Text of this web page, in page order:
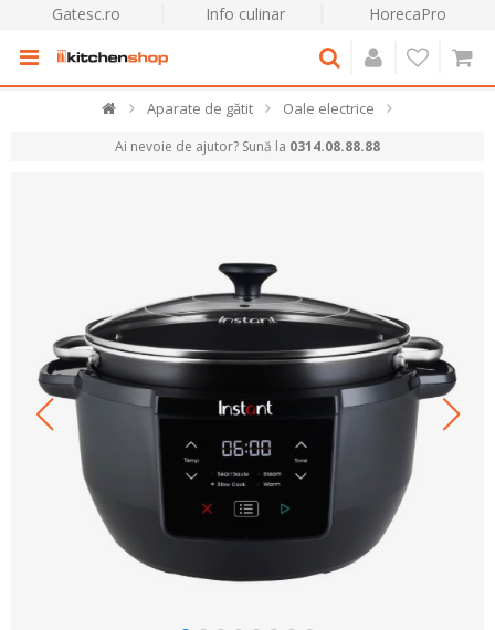
Gatesc.ro Info culinar HorecaPro
Aparate de gătit Oale electrice
Ai nevoie de ajutor? Sună la 0314.08.88.88